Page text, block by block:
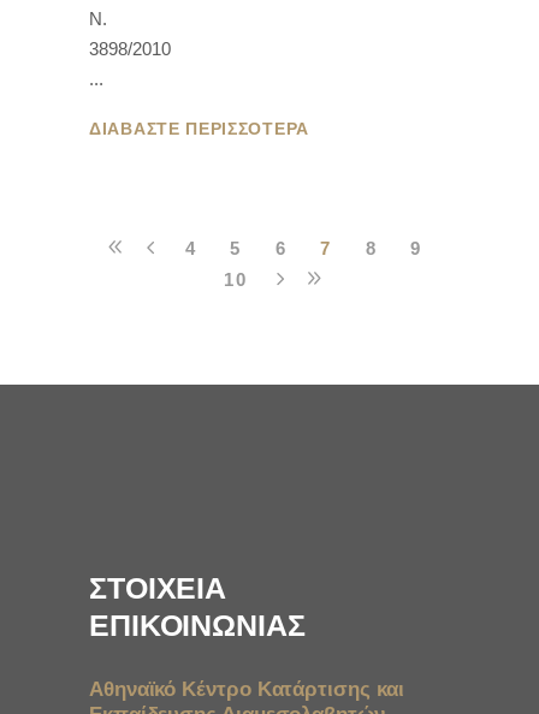
Ν.
3898/2010
ΔΙΑΒΑΣΤΕ ΠΕΡΙΣΣΟΤΕΡΑ
4 5 6 7 8
9
10
ΣΤΟΙΧΕΙΑ
ΕΠΙΚΟΙΝΩΝΙΑΣ
Αθηναϊκό Κέντρο Κατάρτισης και